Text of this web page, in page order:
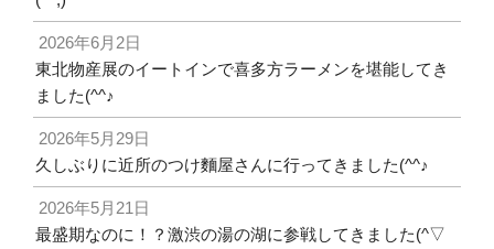
2026年6月2日
東北物産展のイートインで喜多方ラーメンを堪能してき
ました(^^♪
2026年5月29日
久しぶりに近所のつけ麵屋さんに行ってきました(^^♪
2026年5月21日
最盛期なのに！？激渋の湯の湖に参戦してきました(^▽